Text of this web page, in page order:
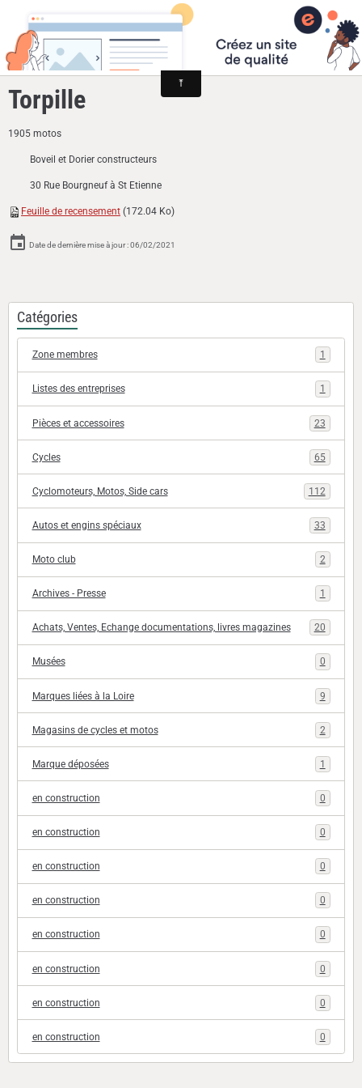
Cyclomoteurs et motos fabriqués dans la Loire
Torpille
1905 motos
Boveil et Dorier constructeurs
30 Rue Bourgneuf à St Etienne
Feuille de recensement (172.04 Ko)
Date de dernière mise à jour : 06/02/2021
Catégories
Zone membres 1
Listes des entreprises 1
Pièces et accessoires 23
Cycles 65
Cyclomoteurs, Motos, Side cars 112
Autos et engins spéciaux 33
Moto club 2
Archives - Presse 1
Achats, Ventes, Echange documentations, livres magazines 20
Musées 0
Marques liées à la Loire 9
Magasins de cycles et motos 2
Marque déposées 1
en construction 0
en construction 0
en construction 0
en construction 0
en construction 0
en construction 0
en construction 0
en construction 0